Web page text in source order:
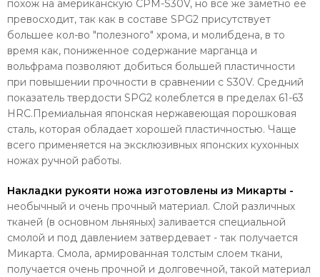
похож на американскую CPM-S30V, но всё же заметно ее
превосходит, так как в составе SPG2 присутствует
большее кол-во "полезного" хрома, и молибдена, в то
время как, пониженное содержание марганца и
вольфрама позволяют добиться большей пластичности
при повышении прочности в сравнении с S30V. Средний
показатель твердости SPG2 колеблется в пределах 61-63
HRC.Премиальная японская нержавеющая порошковая
сталь, которая обладает хорошей пластичностью. Чаще
всего применяется на эксклюзивных японских кухонных
ножах ручной работы.
Накладки рукояти ножа изготовлены из Микарты -
необычный и очень прочный материал. Слой различных
тканей (в основном льняных) заливается специальной
смолой и под давлением затвердевает - так получается
Микарта. Смола, армированная толстым слоем ткани,
получается очень прочной и долговечной, такой материал